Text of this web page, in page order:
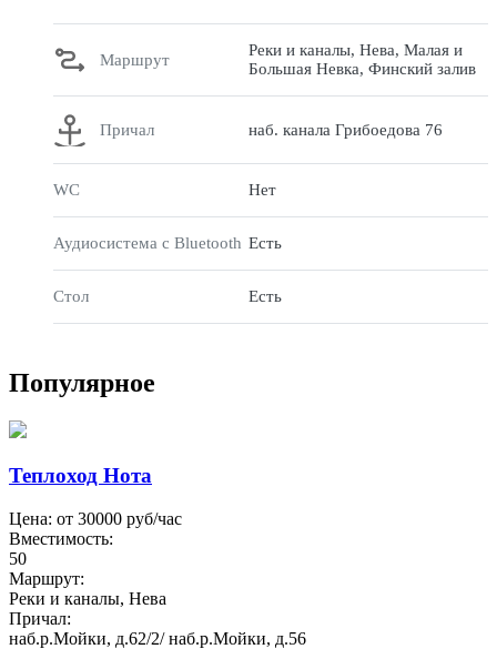
Маршрут
Реки и каналы, Нева, Малая и
Большая Невка, Финский залив
Причал наб. канала Грибоедова 76
WC Нет
Аудиосистема с Bluetooth Есть
Стол Есть
Популярное
Теплоход Нота
Цена: от 30000 руб/час
Вместимость:
50
Маршрут:
Реки и каналы, Нева
Причал:
наб.р.Мойки, д.62/2/ наб.р.Мойки, д.56